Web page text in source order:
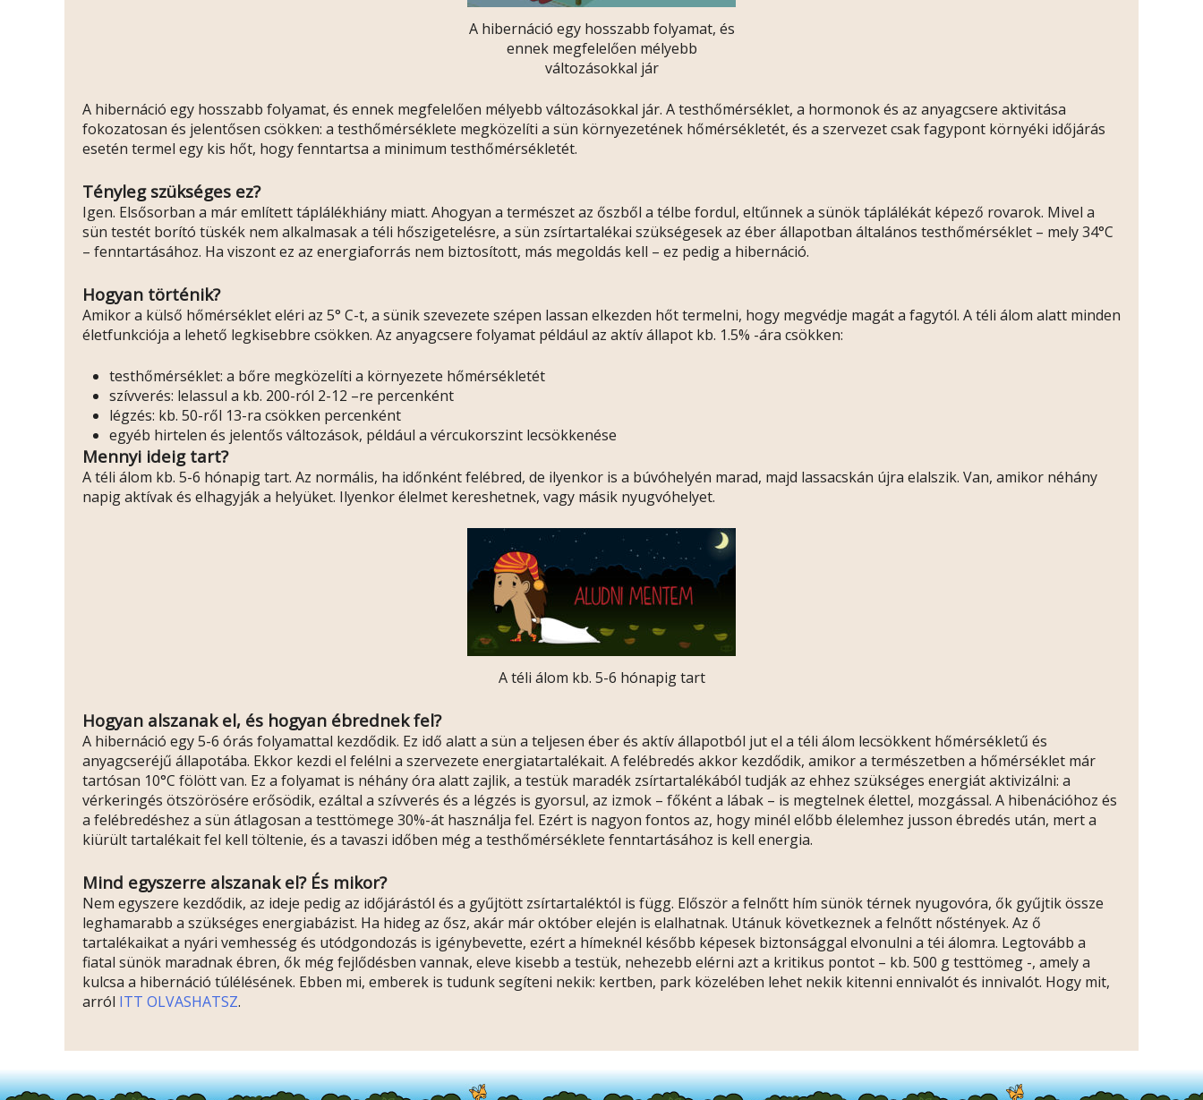
A hibernáció egy hosszabb folyamat, és
ennek megfelelően mélyebb
változásokkal jár
A hibernáció egy hosszabb folyamat, és ennek megfelelően mélyebb változásokkal jár. A testhőmérséklet, a hormonok és az anyagcsere aktivitása
fokozatosan és jelentősen csökken: a testhőmérséklete megközelíti a sün környezetének hőmérsékletét, és a szervezet csak fagypont környéki időjárás
esetén termel egy kis hőt, hogy fenntartsa a minimum testhőmérsékletét.
Tényleg szükséges ez?
Igen. Elsősorban a már említett táplálékhiány miatt. Ahogyan a természet az őszből a télbe fordul, eltűnnek a sünök táplálékát képező rovarok. Mivel a
sün testét borító tüskék nem alkalmasak a téli hőszigetelésre, a sün zsírtartalékai szükségesek az éber állapotban általános testhőmérséklet – mely 34°C
– fenntartásához. Ha viszont ez az energiaforrás nem biztosított, más megoldás kell – ez pedig a hibernáció.
Hogyan történik?
Amikor a külső hőmérséklet eléri az 5° C-t, a sünik szevezete szépen lassan elkezden hőt termelni, hogy megvédje magát a fagytól. A téli álom alatt minden
életfunkciója a lehető legkisebbre csökken. Az anyagcsere folyamat például az aktív állapot kb. 1.5% -ára csökken:
testhőmérséklet: a bőre megközelíti a környezete hőmérsékletét
szívverés: lelassul a kb. 200-ról 2-12 –re percenként
légzés: kb. 50-ről 13-ra csökken percenként
egyéb hirtelen és jelentős változások, például a vércukorszint lecsökkenése
Mennyi ideig tart?
A téli álom kb. 5-6 hónapig tart. Az normális, ha időnként felébred, de ilyenkor is a búvóhelyén marad, majd lassacskán újra elalszik. Van, amikor néhány
napig aktívak és elhagyják a helyüket. Ilyenkor élelmet kereshetnek, vagy másik nyugvóhelyet.
A téli álom kb. 5-6 hónapig tart
Hogyan alszanak el, és hogyan ébrednek fel?
A hibernáció egy 5-6 órás folyamattal kezdődik. Ez idő alatt a sün a teljesen éber és aktív állapotból jut el a téli álom lecsökkent hőmérsékletű és
anyagcseréjű állapotába. Ekkor kezdi el felélni a szervezete energiatartalékait. A felébredés akkor kezdődik, amikor a természetben a hőmérséklet már
tartósan 10°C fölött van. Ez a folyamat is néhány óra alatt zajlik, a testük maradék zsírtartalékából tudják az ehhez szükséges energiát aktivizálni: a
vérkeringés ötszörösére erősödik, ezáltal a szívverés és a légzés is gyorsul, az izmok – főként a lábak – is megtelnek élettel, mozgással. A hibenációhoz és
a felébredéshez a sün átlagosan a testtömege 30%-át használja fel. Ezért is nagyon fontos az, hogy minél előbb élelemhez jusson ébredés után, mert a
kiürült tartalékait fel kell töltenie, és a tavaszi időben még a testhőmérséklete fenntartásához is kell energia.
Mind egyszerre alszanak el? És mikor?
Nem egyszere kezdődik, az ideje pedig az időjárástól és a gyűjtött zsírtartaléktól is függ. Először a felnőtt hím sünök térnek nyugovóra, ők gyűjtik össze
leghamarabb a szükséges energiabázist. Ha hideg az ősz, akár már október elején is elalhatnak. Utánuk következnek a felnőtt nőstények. Az ő
tartalékaikat a nyári vemhesség és utódgondozás is igénybevette, ezért a hímeknél később képesek biztonsággal elvonulni a téi álomra. Legtovább a
fiatal sünök maradnak ébren, ők még fejlődésben vannak, eleve kisebb a testük, nehezebb elérni azt a kritikus pontot – kb. 500 g testtömeg -, amely a
kulcsa a hibernáció túlélésének. Ebben mi, emberek is tudunk segíteni nekik: kertben, park közelében lehet nekik kitenni ennivalót és innivalót. Hogy mit,
arról ITT OLVASHATSZ.